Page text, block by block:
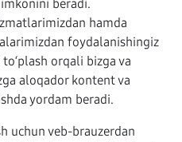
beradi.
hamda
foydalanishingiz
orqali bizga va
aloqador kontent va
yordam beradi.
uchun veb-brauzerdan